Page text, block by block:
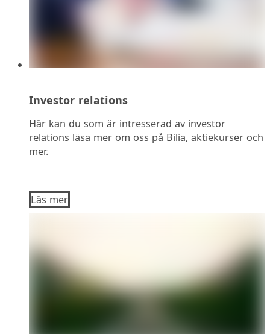
Investor relations
Här kan du som är intresserad av investor
relations läsa mer om oss på Bilia, aktiekurser och
mer.
Läs mer